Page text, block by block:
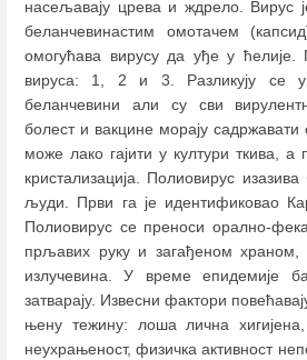
насељавају црева и ждрело. Вирус
беланчевинастим омотачем
омогућава вирусу да уђе у ћелије.
вируса: 1, 2 и 3. Разликују се у
беланчевини али су сви
болест и вакцине морају
може лако гајити у култури ткива, а
кристализација. Полиовирус
људи. Први га је идентификовао
Полиовирус се преноси орално-
прљавих руку и загађеном
излучевина. У време епидемије
затварају. Извесни фактори
њену тежину: лоша лична хигијена,
неухрањеност, физичка активност